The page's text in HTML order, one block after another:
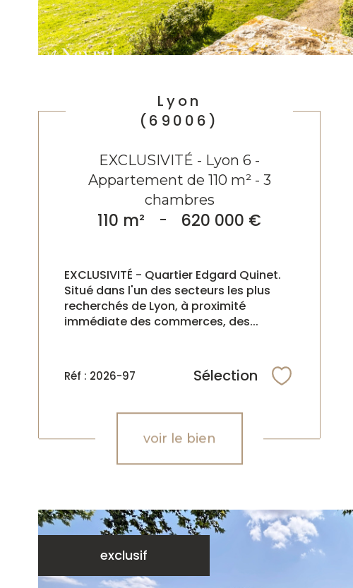
Lyon
(69006)
EXCLUSIVITÉ - Lyon 6 -
Appartement de 110 m² - 3
chambres
110 m² - 620 000 €
EXCLUSIVITÉ - Quartier Edgard Quinet.
Situé dans l'un des secteurs les plus
recherchés de Lyon, à proximité
immédiate des commerces, des...
Réf : 2026-97 Sélection Sélectionner
voir le bien
exclusif